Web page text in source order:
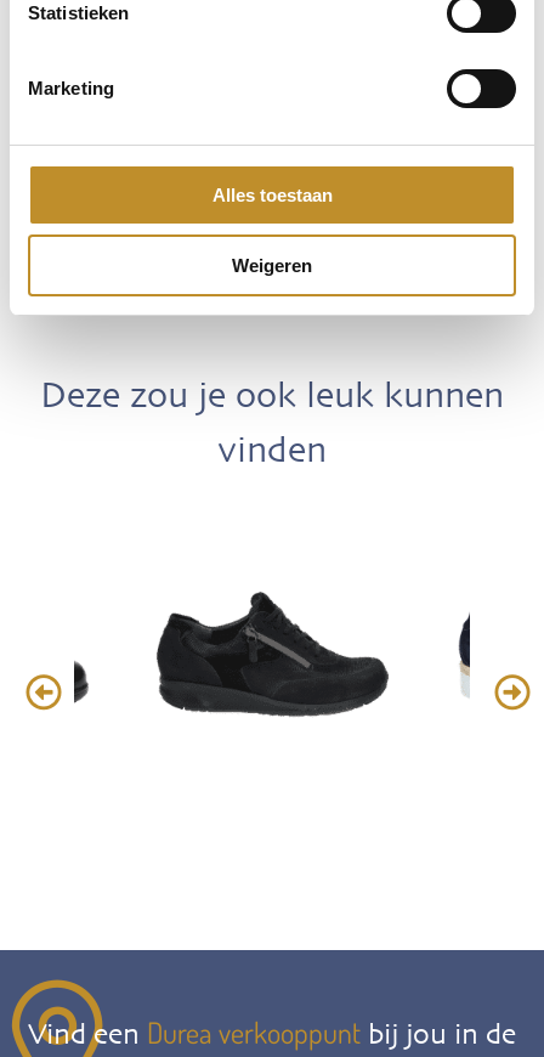
Statistieken
Marketing
Alles toestaan
Weigeren
Deze zou je ook leuk kunnen
vinden
Vind een Durea verkooppunt bij jou in de